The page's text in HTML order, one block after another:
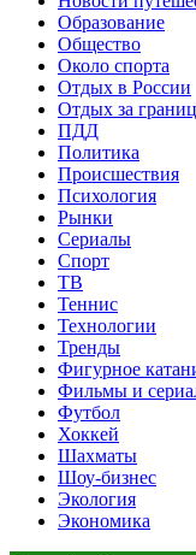
Образование
Общество
Около спорта
Отдых в России
Отдых за
ПДД
Политика
Происшествия
Психология
Рынки
Сериалы
Спорт
ТВ
Теннис
Технологии
Тренды
Фигурное
Фильмы и
Футбол
Хоккей
Шахматы
Шоу-бизнес
Экология
Экономика